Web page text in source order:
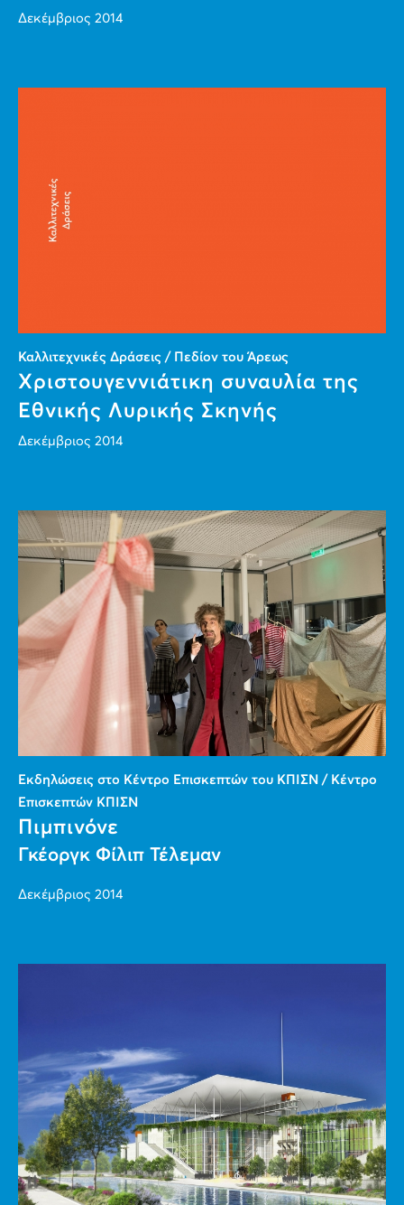
Δεκέμβριος 2014
Καλλιτεχνικές Δράσεις / Πεδίον του Άρεως
Χριστουγεννιάτικη συναυλία της
Εθνικής Λυρικής Σκηνής
Δεκέμβριος 2014
Εκδηλώσεις στο Κέντρο Επισκεπτών του ΚΠΙΣΝ / Κέντρο
Επισκεπτών ΚΠΙΣΝ
Πιμπινόνε
Γκέοργκ Φίλιπ Τέλεμαν
Δεκέμβριος 2014